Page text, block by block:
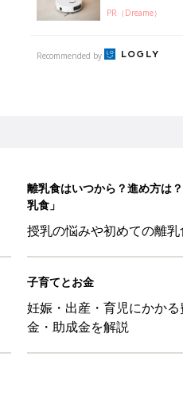
PR（Dreame）
Recommended by
離乳食はいつから？進め方は
乳食」
授乳の悩みや初めての離
子育てとお金
妊娠・出産・育児にかか
金・助成金を解説